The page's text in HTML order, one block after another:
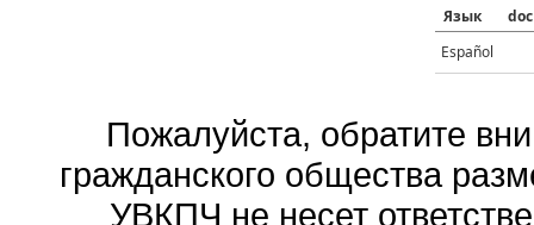
Язык
doc
Español
Пожалуйста, обратите
гражданского общества
УВКПЧ не несет